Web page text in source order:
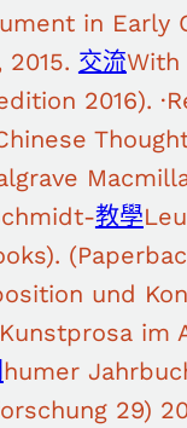
in Early
交流With
2016).
教學
und
im
humer
29)